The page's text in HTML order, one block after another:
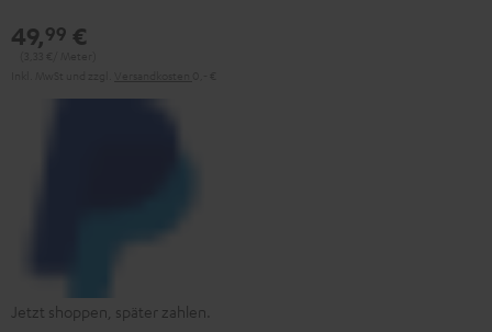
49,99 €
Jetzt shoppen, später zahlen.